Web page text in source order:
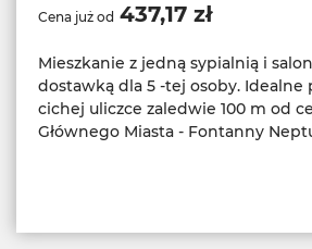
Cena już od 437,17 zł
Mieszkanie z jedną sypialnią i
dostawką dla 5 -tej osoby. Idealne
cichej uliczce zaledwie 100 m od
Głównego Miasta - Fontanny